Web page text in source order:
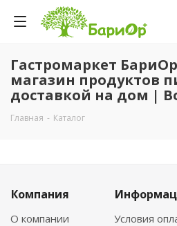
Гастромаркет
магазин продуктов
доставкой на дом |
Главная - Каталог
Компания
О компании
Условия